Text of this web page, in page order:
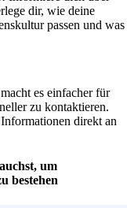
dir, wie deine
passen und was
es einfacher für
zu kontaktieren.
direkt an
um
bestehen